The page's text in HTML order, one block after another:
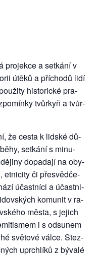
pro­jek­ce a se­tká­ní v
útě­ků a pří­cho­dů li­dí
his­to­ric­ké pra­
tvůr­kyň a tvůr­
že ces­ta k lid­ské dů­
se­tká­ní s mi­nu­
do­pa­da­jí na oby­
et­ni­ci­ty či pře­svěd­če­
účast­ní­ci a účast­ni­
ko­mu­nit v ra­
měs­ta, s je­jich
i s od­su­nem
svě­to­vé vál­ce. Stez­
uprch­lí­ků z bý­va­lé